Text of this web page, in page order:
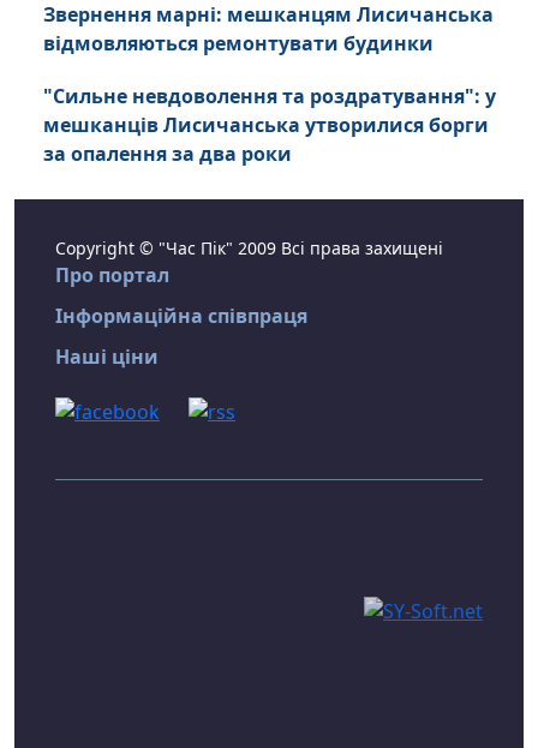
Звернення марні: мешканцям Лисичанська
відмовляються ремонтувати будинки
"Сильне невдоволення та роздратування": у
мешканців Лисичанська утворилися борги
за опалення за два роки
Copyright © "Час Пік" 2009 Всі права захищені
Про портал
Інформаційна співпраця
Наші ціни